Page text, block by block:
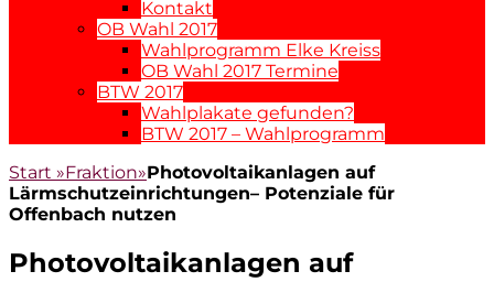
Kontakt
OB Wahl 2017
Wahlprogramm Elke Kreiss
OB Wahl 2017 Termine
BTW 2017
Wahlplakate gefunden?
BTW 2017 – Wahlprogramm
Start »Fraktion»Photovoltaikanlagen auf
Lärmschutzeinrichtungen– Potenziale für
Offenbach nutzen
Photovoltaikanlagen auf